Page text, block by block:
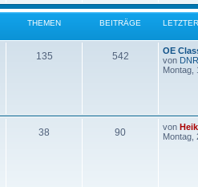
THEMEN BEITRÄGE
135 542
OE
von
Montag,
38 90 von
Montag,